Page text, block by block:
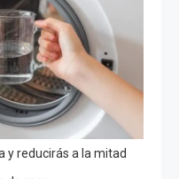
y reducirás a la mitad